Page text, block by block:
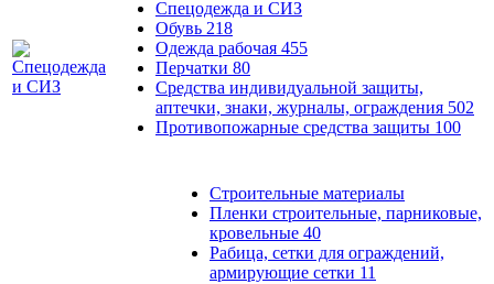
Спецодежда и СИЗ
Обувь 218
Одежда рабочая 455
Перчатки 80
Средства индивидуальной защиты,
аптечки, знаки, журналы, ограждения 502
Противопожарные средства защиты 100
Строительные материалы
Пленки строительные, парниковые,
кровельные 40
Рабица, сетки для ограждений,
армирующие сетки 11